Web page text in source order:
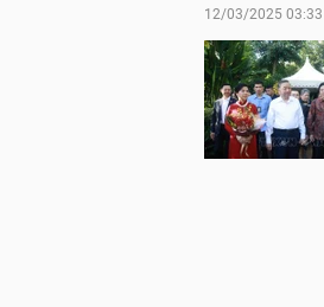
12/03/2025 03:33